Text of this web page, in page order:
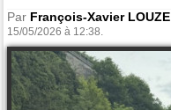
Par François-Xavier LOUZE
15/05/2026 à 12:38.